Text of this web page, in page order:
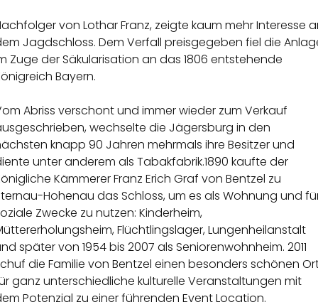
von Lothar Franz, zeigte kaum mehr Interesse
Jagdschloss. Dem Verfall preisgegeben fiel die
Zuge der Säkularisation an das 1806 entstehende
Bayern.
Abriss verschont und immer wieder zum Verkauf
wechselte die Jägersburg in den
knapp 90 Jahren mehrmals ihre Besitzer und
unter anderem als Tabakfabrik.1890 kaufte der
Kämmerer Franz Erich Graf von Bentzel zu
Hohenau das Schloss, um es als Wohnung und
Zwecke zu nutzen: Kinderheim,
Flüchtlingslager, Lungenheilanstalt
später von 1954 bis 2007 als Seniorenwohnheim. 2011
die Familie von Bentzel einen besonders schönen
ganz unterschiedliche kulturelle Veranstaltungen mit
Potenzial zu einer führenden Event Location.